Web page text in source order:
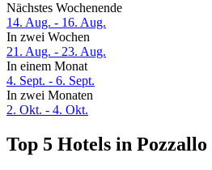
Nächstes Wochenende
14. Aug. - 16. Aug.
In zwei Wochen
21. Aug. - 23. Aug.
In einem Monat
4. Sept. - 6. Sept.
In zwei Monaten
2. Okt. - 4. Okt.
Top 5 Hotels in